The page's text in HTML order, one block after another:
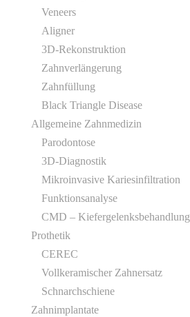
Veneers
Aligner
3D-Rekonstruktion
Zahnverlängerung
Zahnfüllung
Black Triangle Disease
Allgemeine Zahnmedizin
Parodontose
3D-Diagnostik
Mikroinvasive Kariesinfiltration
Funktionsanalyse
CMD – Kiefergelenksbehandlung
Prothetik
CEREC
Vollkeramischer Zahnersatz
Schnarchschiene
Zahnimplantate